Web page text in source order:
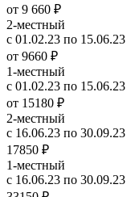
от 9 660 ₽
2-местный
с 01.02.23 по
от 9660 ₽
1-местный
с 01.02.23 по
от 15180 ₽
2-местный
с 16.06.23 по 30.09.23
17850 ₽
1-местный
с 16.06.23 по 30.09.23